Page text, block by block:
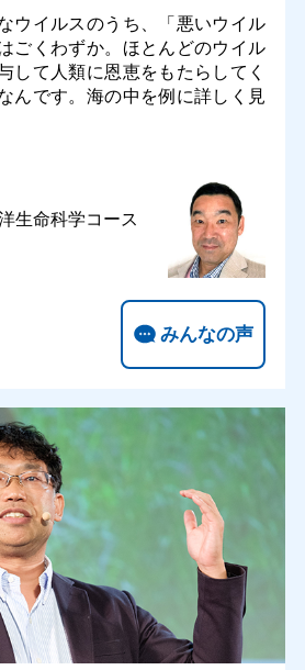
ウイルスのうち、「悪いウイル
ごくわずか。ほとんどのウイル
して人類に恩恵をもたらしてく
んです。海の中を例に詳しく見
生命科学コース
みんなの声